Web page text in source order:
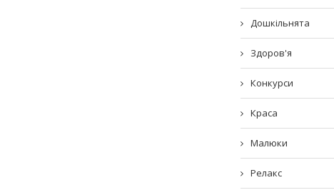
Дошкільнята
Здоров'я
Конкурси
Краса
Малюки
Релакс